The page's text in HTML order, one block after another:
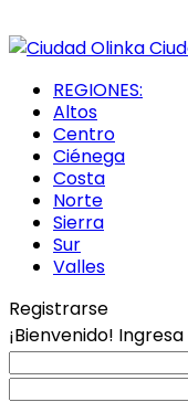
REGIONES:
Altos
Centro
Ciénega
Costa
Norte
Sierra
Sur
Valles
Registrarse
¡Bienvenido!